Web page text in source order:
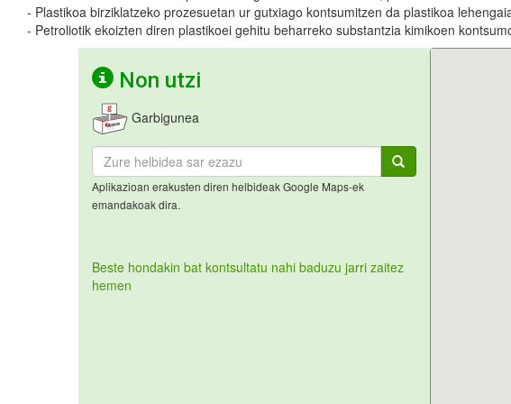
- Plastikoa birziklatzeko prozesuetan ur gutxiago kontsumitzen da plastikoa
- Petroliotik ekoizten diren plastikoei gehitu beharreko substantzia kimikoen
Non utzi
Garbigunea
Aplikazioan erakusten diren helbideak Google Maps-ek
emandakoak dira.
Beste hondakin bat kontsultatu nahi baduzu jarri zaitez
hemen